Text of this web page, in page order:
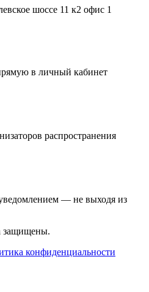
шоссе 11 к2 офис 1
в личный кабинет
распространения
— не выходя из
защищены.
конфиденциальности